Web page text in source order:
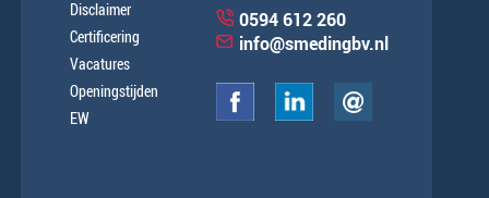
Disclaimer
Certificering
Vacatures
Openingstijden
EW
0594 612 260
info@smedingbv.nl